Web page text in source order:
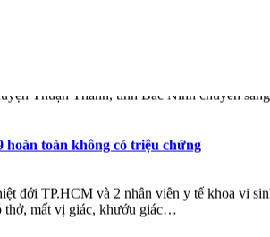
16 sang chỉ thị 19
Thuận Thành, tỉnh Bắc Ninh chuyển
toàn không có triệu chứng
đới TP.HCM và 2 nhân viên y tế khoa vi
thở, mất vị giác, khướu giác…